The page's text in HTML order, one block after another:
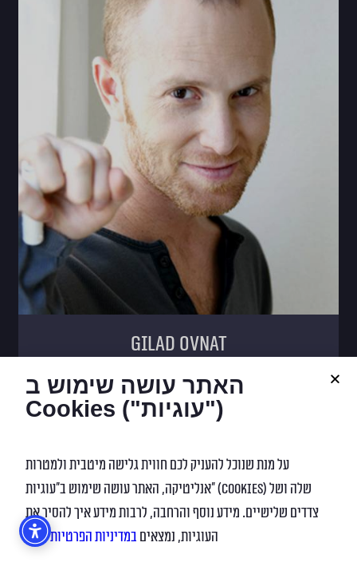
gilad ovnat
האתר עושה שימוש ב
Cookies ("עוגיות")
על מנת שנוכל להעניק לכם חווית גלישה מיטבית ולמטרות
אנליטיקה, האתר עושה שימוש ב”עוגיות” (Cookies) שלה ושל
צדדים שלישיים. מידע נוסף והרחבה, לרבות מידע איך להסיר את
העוגיות, נמצאים במדיניות הפרטיותשלנו